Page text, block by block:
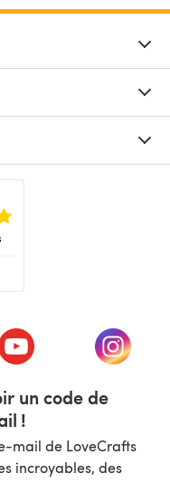
un nouvel onglet)
(s'ouvre dans un(s'ouvre
un code de
!
mail de LoveCrafts
incroyables, des